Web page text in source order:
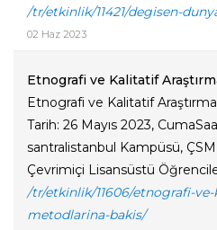
/tr/etkinlik/11421/degisen-
02 Haz 2023
Etnografi ve Kalitatif
Etnografi ve Kalitatif
Tarih: 26 Mayıs 2023,
santralistanbul Kampüsü,
Çevrimiçi Lisansüstü
/tr/etkinlik/11606/etnografi-
metodlarina-bakis/